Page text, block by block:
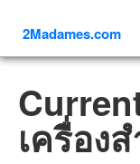
2Madames.com
ภาคเหนือ
ภาคใต้
เครื่อง